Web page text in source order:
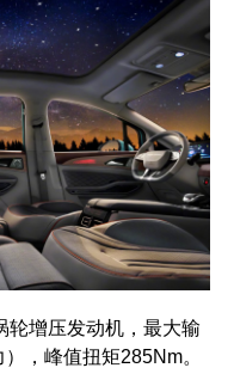
增压发动机，最大输
，峰值扭矩285Nm。